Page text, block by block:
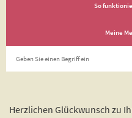
So
Meine
Herzlichen Glückwunsch zu